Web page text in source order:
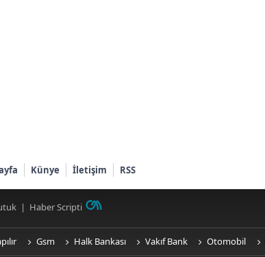
Künye İletişim RSS
| Haber Scripti
Gsm Halk Bankası Vakıf Bank Otomobil